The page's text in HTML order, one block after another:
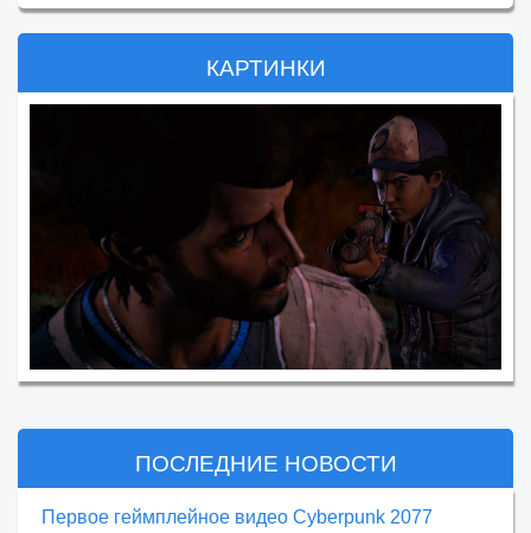
КАРТИНКИ
ПОСЛЕДНИЕ НОВОСТИ
Первое геймплейное видео Cyberpunk 2077